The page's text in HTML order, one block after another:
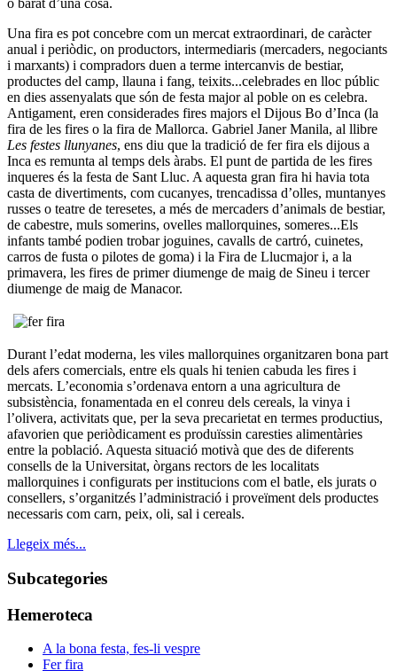
o barat d’una cosa.
Una fira es pot concebre com un mercat extraordinari, de caràcter
anual i periòdic, on productors, intermediaris (mercaders, negociants
i marxants) i compradors duen a terme intercanvis de bestiar,
productes del camp, llauna i fang, teixits...celebrades en lloc públic
en dies assenyalats que són de festa major al poble on es celebra.
Antigament, eren considerades fires majors el Dijous Bo d’Inca (la
fira de les fires o la fira de Mallorca. Gabriel Janer Manila, al llibre
Les festes llunyanes, ens diu que la tradició de fer fira els dijous a
Inca es remunta al temps dels àrabs. El punt de partida de les fires
inqueres és la festa de Sant Lluc. A aquesta gran fira hi havia tota
casta de divertiments, com cucanyes, trencadissa d’olles, muntanyes
russes o teatre de teresetes, a més de mercaders d’animals de bestiar,
de cabestre, muls somerins, ovelles mallorquines, someres...Els
infants també podien trobar joguines, cavalls de cartró, cuinetes,
carros de fusta o pilotes de goma) i la Fira de Llucmajor i, a la
primavera, les fires de primer diumenge de maig de Sineu i tercer
diumenge de maig de Manacor.
Durant l’edat moderna, les viles mallorquines organitzaren bona part
dels afers comercials, entre els quals hi tenien cabuda les fires i
mercats. L’economia s’ordenava entorn a una agricultura de
subsistència, fonamentada en el conreu dels cereals, la vinya i
l’olivera, activitats que, per la seva precarietat en termes productius,
afavorien que periòdicament es produïssin caresties alimentàries
entre la població. Aquesta situació motivà que des de diferents
consells de la Universitat, òrgans rectors de les localitats
mallorquines i configurats per institucions com el batle, els jurats o
consellers, s’organitzés l’administració i proveïment dels productes
necessaris com carn, peix, oli, sal i cereals.
Llegeix més...
Subcategories
Hemeroteca
A la bona festa, fes-li vespre
Fer fira